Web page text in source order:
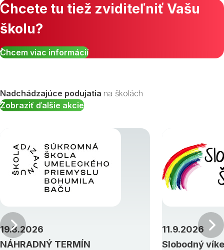
Chcete tu tiež zviditeľniť Vašu
školu?
Chcem viac informácií
Nadchádzajúce podujatia na školách
Zobraziť ďalšie akcie
NÁHRADNÝ TERMÍN
19.8.2026
Slobodný
11.9.2026
Predchádzajúci